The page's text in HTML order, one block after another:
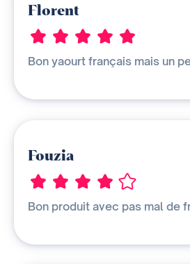
Florent
Bon yaourt français mais un
Fouzia
Bon produit avec pas mal de